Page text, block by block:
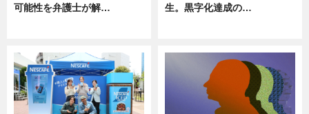
可能性を弁護士が解…
生。黒字化達成の…